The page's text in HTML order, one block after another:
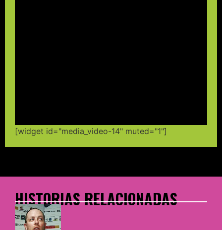
[widget id="media_video-14" muted="1"]
HISTORIAS RELACIONADAS